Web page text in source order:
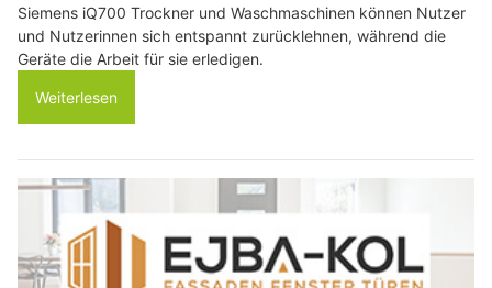
Siemens iQ700 Trockner und Waschmaschinen können Nutzer
und Nutzerinnen sich entspannt zurücklehnen, während die
Geräte die Arbeit für sie erledigen.
Weiterlesen